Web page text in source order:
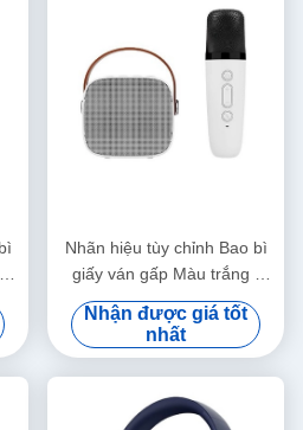
Nhãn hiệu tùy chỉnh Bao bì
giấy ván gấp Màu trắng /
Đen / Vàng hồng Hộp quà từ
tính sang trọng với nắp ruy
băng
Nhận được giá tốt
nhất